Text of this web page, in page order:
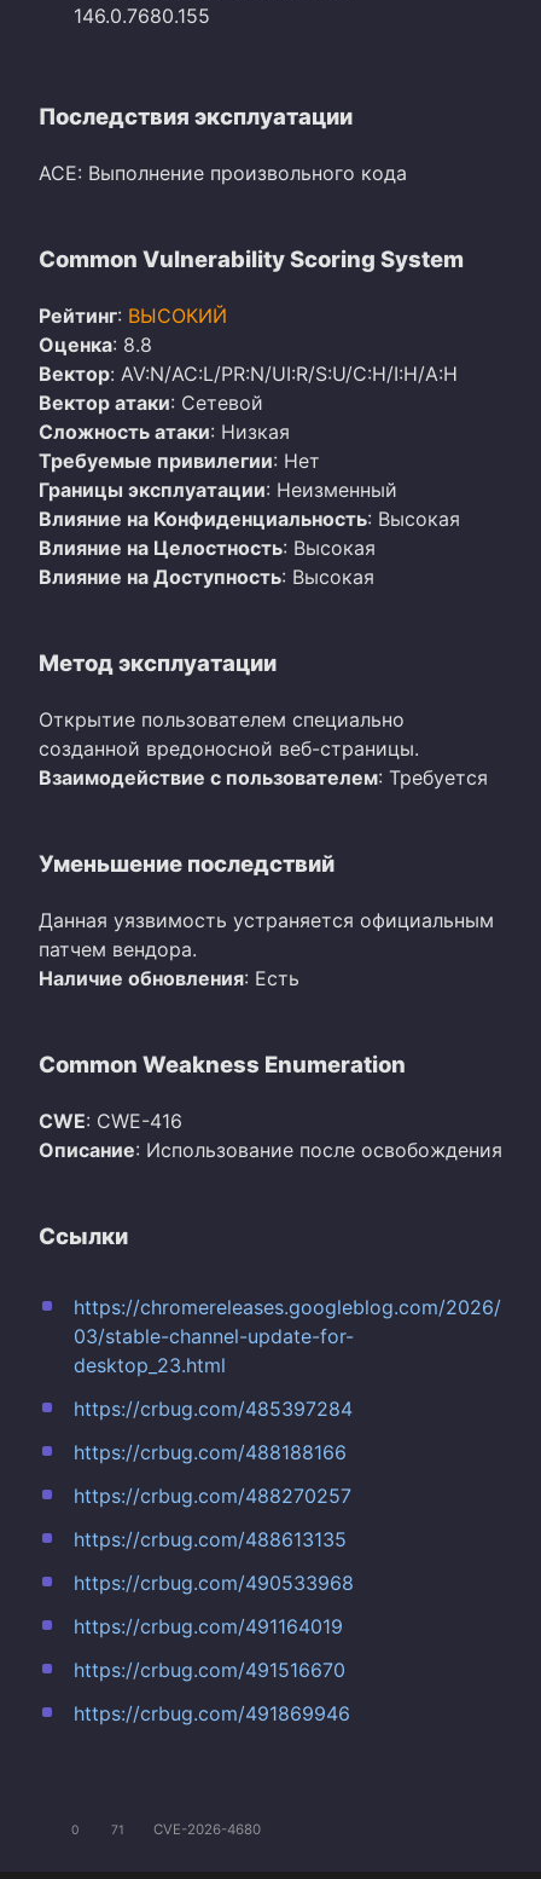
146.0.7680.155
Последствия эксплуатации
ACE: Выполнение произвольного кода
Common Vulnerability Scoring System
Рейтинг: ВЫСОКИЙ
Оценка: 8.8
Вектор: AV:N/AC:L/PR:N/UI:R/S:U/C:H/I:H/A:H
Вектор атаки: Сетевой
Сложность атаки: Низкая
Требуемые привилегии: Нет
Границы эксплуатации: Неизменный
Влияние на Конфиденциальность: Высокая
Влияние на Целостность: Высокая
Влияние на Доступность: Высокая
Метод эксплуатации
Открытие пользователем специально
созданной вредоносной веб-страницы.
Взаимодействие с пользователем: Требуется
Уменьшение последствий
Данная уязвимость устраняется официальным
патчем вендора.
Наличие обновления: Есть
Common Weakness Enumeration
CWE: CWE-416
Описание: Использование после освобождения
Ссылки
https://chromereleases.googleblog.com/2026/
03/stable-channel-update-for-
desktop_23.html
https://crbug.com/485397284
https://crbug.com/488188166
https://crbug.com/488270257
https://crbug.com/488613135
https://crbug.com/490533968
https://crbug.com/491164019
https://crbug.com/491516670
https://crbug.com/491869946
0 71 CVE-2026-4680